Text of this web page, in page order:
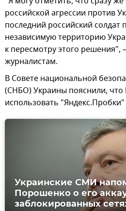
российской агрессии против
последний российский солдат
независимую территорию
к пересмотру этого
журналистам.
В Совете национальной
(СНБО) Украины пояснили, что
использовать "Яндекс.Пробки"
Украинские СМИ
Порошенко о его
заблокированных